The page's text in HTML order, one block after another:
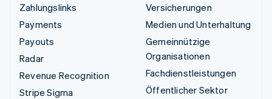
Zahlungslinks
Payments
Payouts
Radar
Revenue Recognition
Stripe Sigma
Versicherungen
Medien und Unterhaltung
Gemeinnützige
Organisationen
Fachdienstleistungen
Öffentlicher Sektor